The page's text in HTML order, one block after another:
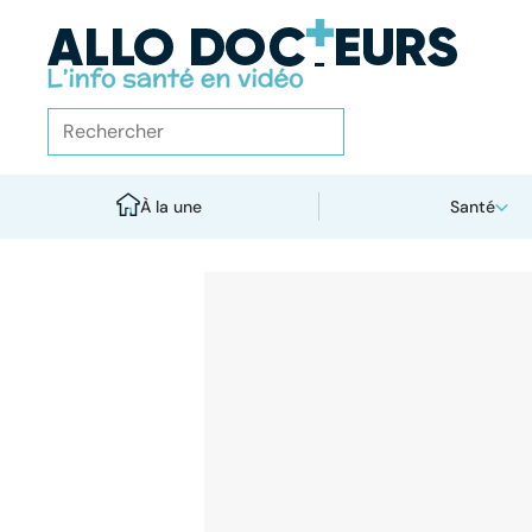
À la une Santé